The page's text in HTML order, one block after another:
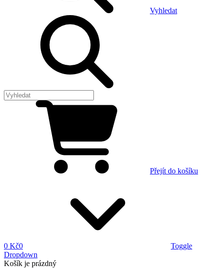
Vyhledat
Přejít do košíku
0 Kč0
Toggle
Dropdown
Košík je prázdný